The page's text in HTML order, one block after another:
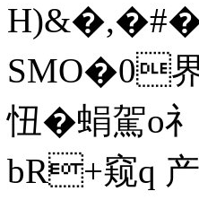
H)&�,�#�
SMO�0
忸�蜎駕
bR+窥q